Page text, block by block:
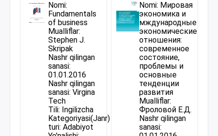
Nomi:
Fundamentals
of business
Mualliflar:
Stephen J.
Skripak
Nashr qilingan
sanasi:
01.01.2016
Nashr qilingan
sanasi: Virgina
Tech
Tili: Ingilizcha
Kategoriyasi(Janr)
turi: Adabiyot
Nomi: Мировая
экономика и
мждународные
экономические
отношения:
современное
состояние,
проблемы и
основные
тенденции
развития
Mualliflar:
Фроловой Е.Д.
Nashr qilingan
sanasi: